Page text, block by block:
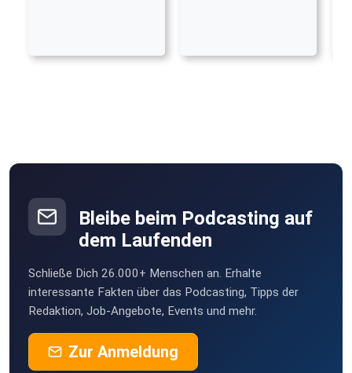
Bleibe beim Podcasting auf
dem Laufenden
Schließe Dich 26.000+ Menschen an. Erhalte
interessante Fakten über das Podcasting, Tipps der
Redaktion, Job-Angebote, Events und mehr.
Zur Anmeldung